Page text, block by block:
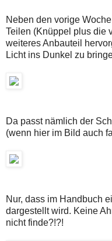
Neben den vorige
Teilen (Knüppel plus die
weiteres Anbauteil
Licht ins Dunkel zu
Da passt nämlich der
(wenn hier im Bild auch
Nur, dass im Handbuch
dargestellt wird. Keine
nicht finde?!?!